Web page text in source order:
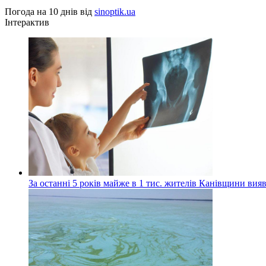
Погода на 10 днів від sinoptik.ua
Інтерактив
За останні 5 років майже в 1 тис. жителів Канівщини